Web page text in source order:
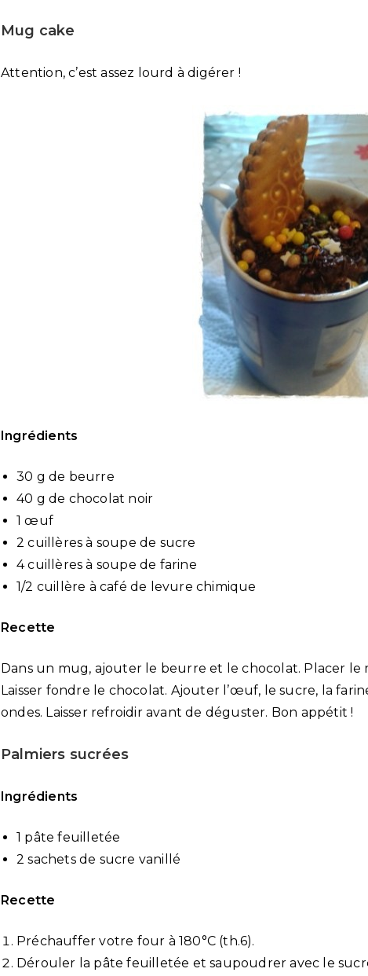
Mug cake
Attention, c’est assez lourd à digérer !
Ingrédients
30 g de beurre
40 g de chocolat noir
1 œuf
2 cuillères à soupe de sucre
4 cuillères à soupe de farine
1/2 cuillère à café de levure chimique
Recette
Dans un mug, ajouter le beurre et le chocolat. Placer le
Laisser fondre le chocolat. Ajouter l’œuf, le sucre, la
ondes. Laisser refroidir avant de déguster. Bon appétit !
Palmiers sucrées
Ingrédients
1 pâte feuilletée
2 sachets de sucre vanillé
Recette
Préchauffer votre four à 180°C (th.6).
Dérouler la pâte feuilletée et saupoudrer avec le